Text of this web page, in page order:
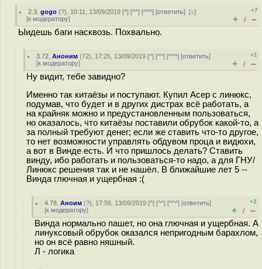
2.3 ,gogo (?), 10:11, 13/09/2019 [^] [^^] [^^^] [ответить][↓]
[к модератору]
+7
+ / –
Ыидешь баги насквозь. Похвально.
3.72 ,Аноним (72), 17:25, 13/09/2019 [^] [^^] [^^^] [ответить]
[к модератору]
+1
+ / –
Ну видит, тебе завидно?
Именно так китаёзы и поступают. Купил Асер с линюкс,
подумав, что будет и в других дистрах всё работать, а
на крайняк можно и предустановленным пользоваться,
но оказалось, что китаёзы поставили обрубок какой-то, а
за полный требуют денег; если же ставить что-то другое,
то нет возможности управлять обдувом проца и видюхи,
а вот в Винде есть. И что пришлось делать? Ставить
винду, ибо работать и пользоваться-то надо, а для ГНУ/
Линюкс решения так и не нашёл. В ближайшие лет 5 --
Винда глючная и ущербная :(
4.78 ,Аноим (?), 17:56, 13/09/2019 [^] [^^] [^^^] [ответить]
[к модератору]
+2
+ / –
Винда нормально пашет, но она глючная и ущербная. А
линуксовый обрубок оказался непригодным барахлом,
но он всё равно няшный.
Л - логика